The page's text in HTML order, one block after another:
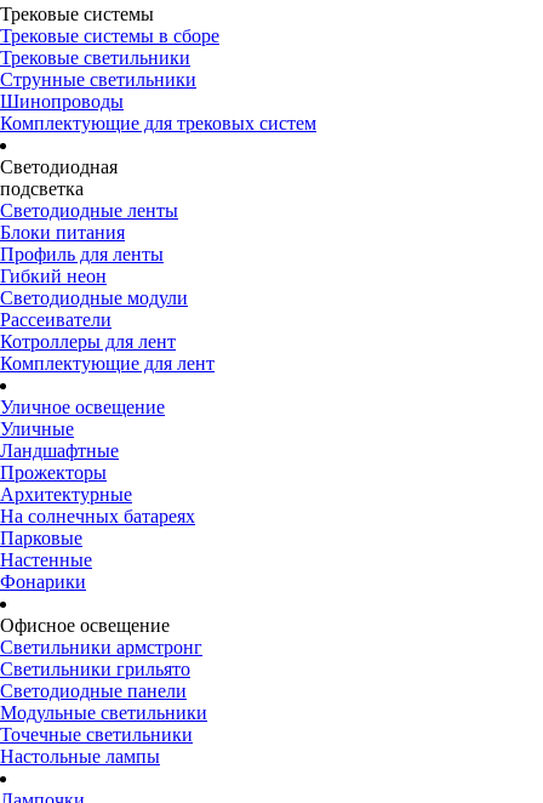
Трековые системы
Трековые системы в сборе
Трековые светильники
Струнные светильники
Шинопроводы
Комплектующие для трековых систем
Светодиодная
подсветка
Светодиодные ленты
Блоки питания
Профиль для ленты
Гибкий неон
Светодиодные модули
Рассеиватели
Котроллеры для лент
Комплектующие для лент
Уличное освещение
Уличные
Ландшафтные
Прожекторы
Архитектурные
На солнечных батареях
Парковые
Настенные
Фонарики
Офисное освещение
Светильники армстронг
Светильники грильято
Светодиодные панели
Модульные светильники
Точечные светильники
Настольные лампы